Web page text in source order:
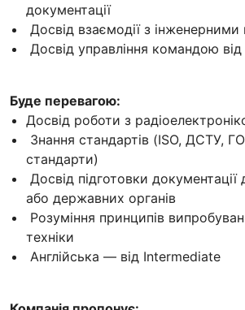
документації
Досвід взаємодії з
Досвід управління командою
Буде перевагою:
Досвід роботи з
Знання стандартів (ISO, ДСТУ,
стандарти)
Досвід підготовки документації
або державних органів
Розуміння принципів
техніки
Англійська — від Intermediate